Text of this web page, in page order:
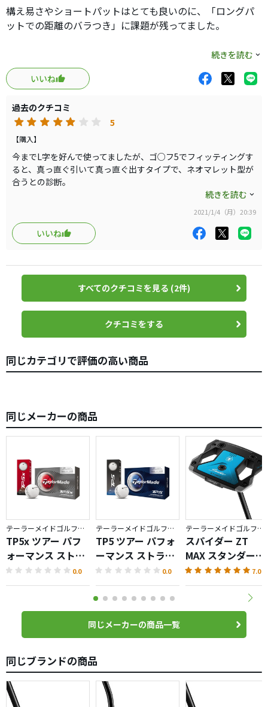
構え易さやショートパットはとても良いのに、「ロングパ
ットでの距離のバラつき」に課題が残ってました。
「市販のスパイダーは軽い」という様な話をどこかで聞
き、交換可能なウェイトをネットで注文してみました。
（7.5g×2、14g×2）
結論から言うと7.5g×2が私には１番マッチしました。
考察すると、軽いバターは操作性が高くなる反面手が悪さ
をし易く、
再現性のある安定したストロークがし辛くなる可能性があ
った様です。
バターの基本である「手の力は使わずに肩の振り幅だけを
変えて距離感を合わせる」
を実行するにはある程度の重量が私には必要だったという
気に入ったバターをより自分にフィットさせる方法として
「ウェイトをいじってみる」ということを学びました。
尚、感想欄の「打感が硬い」はシャフトの影響と思われま
す。
今回標準装着のKBSシャフトは今までで１番硬いらしく、
その点に関しマーク○井氏は前作と比較して「良いんだけ
ど遊びが少ない」と表現していました。
私はヘッド軌道がストレートで、「カチッ」っと直角に衝
突させていくタイプなので硬いシャフトの硬めの打感はむ
しろ合っていそうです。
続きを読む
いいね
過去のクチコミ
5
【購入】
今までL字を好んで使ってましたが、ゴ○フ5でフィッティングす
ると、真っ直ぐ引いて真っ直ぐ出すタイプで、ネオマレット型が
合うとの診断。
幾つか売り場にあるパターを試しましたが、偶然あった中古のス
パイダーレッドのセンターシャフトが１番フィーリングが良く、
その日はそこまで。
帰宅後、このパターのHPを見ていると『直線的にスイングした
に遊びが少ない」との情報を追加し翌日テーラーメイド銀座に現
物を見に行きました。
何気なく試打していると店員の方が色々バッティングのことを教
えて下さいました。
の手の位置に長さを合わせるのが１番気持ち良くストロークでき
力も伝わるとのことで、長年34インチを使ってましたが33インチ
多いらしく、このパターはトゥー寄りのミスを補正してくれる設
計とのことで思いきってセンターシャフトにチャレンジすること
にしました。
また、所有後のヘッドへの傷対策も必要と思い、ガラスコーティ
ングを考えていたところ、幸いコーティング済みで33インチの良
品がメルカリに出品されており、思わず飛びついてポチりまし
た。
使用結果については数ラウンドこなしてからアップさせて頂こう
と思いますが初ラウンドは上々でした！
続きを読む
2021/1/4（月）20:39
いいね
すべてのクチコミを見る (2件)
クチコミをする
同じカテゴリで評価の高い商品
同じメーカーの商品
テーラーメイドゴルフ／TP5
TP5x ツアー パフ
ォーマンス ストラ
イプ ボール
0.0
テーラーメイドゴルフ／TP5
TP5 ツアー パフォ
ーマンス ストライ
プ ボール
0.0
テーラーメイドゴルフ／Spider ZT
スパイダー ZT
MAX スタンダード
パター
7.0
同じメーカーの商品一覧
同じブランドの商品